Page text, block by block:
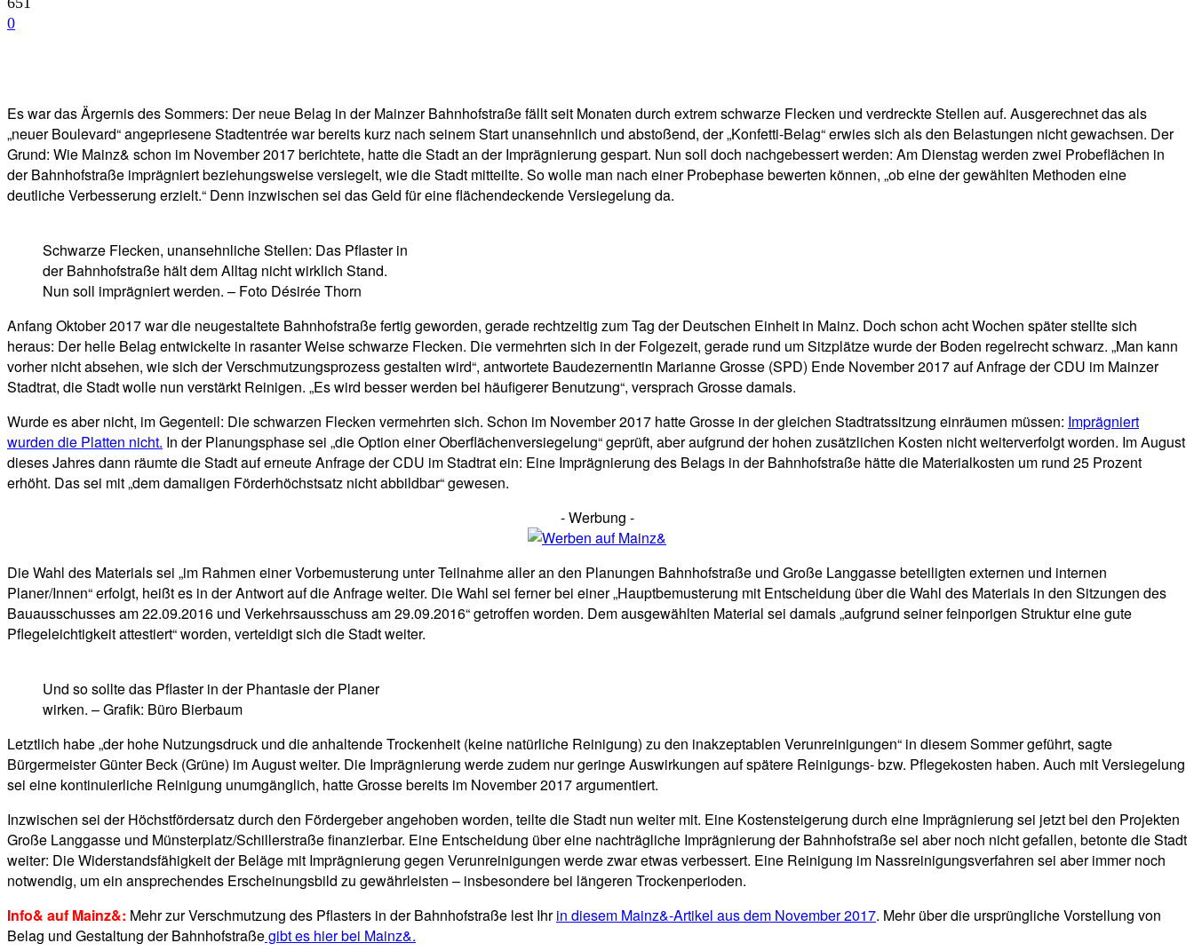
0
Es war das Ärgernis des Sommers: Der neue Belag in der Mainzer Bahnhofstraße fällt seit Monaten durch extrem schwarze Flecken und verdreckte Stellen auf. Ausgerechnet das als
„neuer Boulevard“ angepriesene Stadtentrée war bereits kurz nach seinem Start unansehnlich und abstoßend, der „Konfetti-Belag“ erwies sich als den Belastungen nicht gewachsen. Der
Grund: Wie Mainz& schon im November 2017 berichtete, hatte die Stadt an der Imprägnierung gespart. Nun soll doch nachgebessert werden: Am Dienstag werden zwei Probeflächen in
der Bahnhofstraße imprägniert beziehungsweise versiegelt, wie die Stadt mitteilte. So wolle man nach einer Probephase bewerten können, „ob eine der gewählten Methoden eine
deutliche Verbesserung erzielt.“ Denn inzwischen sei das Geld für eine flächendeckende Versiegelung da.
Schwarze Flecken, unansehnliche Stellen: Das Pflaster in
der Bahnhofstraße hält dem Alltag nicht wirklich Stand.
Nun soll imprägniert werden. – Foto Désirée Thorn
Anfang Oktober 2017 war die neugestaltete Bahnhofstraße fertig geworden, gerade rechtzeitig zum Tag der Deutschen Einheit in Mainz. Doch schon acht Wochen später stellte sich
heraus: Der helle Belag entwickelte in rasanter Weise schwarze Flecken. Die vermehrten sich in der Folgezeit, gerade rund um Sitzplätze wurde der Boden regelrecht schwarz. „Man kann
vorher nicht absehen, wie sich der Verschmutzungsprozess gestalten wird“, antwortete Baudezernentin Marianne Grosse (SPD) Ende November 2017 auf Anfrage der CDU im Mainzer
Stadtrat, die Stadt wolle nun verstärkt Reinigen. „Es wird besser werden bei häufigerer Benutzung“, versprach Grosse damals.
Wurde es aber nicht, im Gegenteil: Die schwarzen Flecken vermehrten sich. Schon im November 2017 hatte Grosse in der gleichen Stadtratssitzung einräumen müssen: Imprägniert
wurden die Platten nicht. In der Planungsphase sei „die Option einer Oberflächenversiegelung“ geprüft, aber aufgrund der hohen zusätzlichen Kosten nicht weiterverfolgt worden. Im August
dieses Jahres dann räumte die Stadt auf erneute Anfrage der CDU im Stadtrat ein: Eine Imprägnierung des Belags in der Bahnhofstraße hätte die Materialkosten um rund 25 Prozent
erhöht. Das sei mit „dem damaligen Förderhöchstsatz nicht abbildbar“ gewesen.
- Werbung -
Die Wahl des Materials sei „im Rahmen einer Vorbemusterung unter Teilnahme aller an den Planungen Bahnhofstraße und Große Langgasse beteiligten externen und internen
Planer/Innen“ erfolgt, heißt es in der Antwort auf die Anfrage weiter. Die Wahl sei ferner bei einer „Hauptbemusterung mit Entscheidung über die Wahl des Materials in den Sitzungen des
Bauausschusses am 22.09.2016 und Verkehrsausschuss am 29.09.2016“ getroffen worden. Dem ausgewählten Material sei damals „aufgrund seiner feinporigen Struktur eine gute
Pflegeleichtigkeit attestiert“ worden, verteidigt sich die Stadt weiter.
Und so sollte das Pflaster in der Phantasie der Planer
wirken. – Grafik: Büro Bierbaum
Letztlich habe „der hohe Nutzungsdruck und die anhaltende Trockenheit (keine natürliche Reinigung) zu den inakzeptablen Verunreinigungen“ in diesem Sommer geführt, sagte
Bürgermeister Günter Beck (Grüne) im August weiter. Die Imprägnierung werde zudem nur geringe Auswirkungen auf spätere Reinigungs- bzw. Pflegekosten haben. Auch mit Versiegelung
sei eine kontinuierliche Reinigung unumgänglich, hatte Grosse bereits im November 2017 argumentiert.
Inzwischen sei der Höchstfördersatz durch den Fördergeber angehoben worden, teilte die Stadt nun weiter mit. Eine Kostensteigerung durch eine Imprägnierung sei jetzt bei den Projekten
Große Langgasse und Münsterplatz/Schillerstraße finanzierbar. Eine Entscheidung über eine nachträgliche Imprägnierung der Bahnhofstraße sei aber noch nicht gefallen, betonte die Stadt
weiter: Die Widerstandsfähigkeit der Beläge mit Imprägnierung gegen Verunreinigungen werde zwar etwas verbessert. Eine Reinigung im Nassreinigungsverfahren sei aber immer noch
notwendig, um ein ansprechendes Erscheinungsbild zu gewährleisten – insbesondere bei längeren Trockenperioden.
Info& auf Mainz&: Mehr zur Verschmutzung des Pflasters in der Bahnhofstraße lest Ihrin diesem Mainz&-Artikel aus dem November 2017. Mehr über die ursprüngliche Vorstellung von
Belag und Gestaltung der Bahnhofstraßegibt es hier bei Mainz&.